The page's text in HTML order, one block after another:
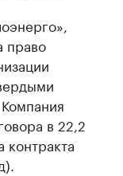
право
в 22,2
контракта